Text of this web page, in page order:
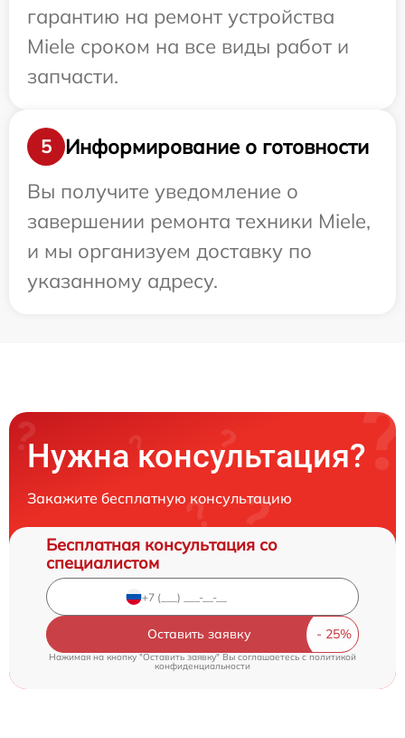
гарантию на ремонт устройства
Miele сроком на все виды работ и
запчасти.
5
Информирование о готовности
Вы получите уведомление о
завершении ремонта техники Miele,
и мы организуем доставку по
указанному адресу.
Нужна консультация?
Закажите бесплатную консультацию
Бесплатная консультация со
специалистом
Оставить заявку
Нажимая на кнопку "Оставить заявку" Вы соглашаетесь cполитикой
конфиденциальности